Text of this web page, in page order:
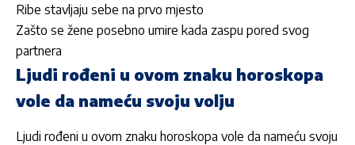
Ribe stavljaju sebe na prvo mjesto
Zašto se žene posebno umire kada zaspu pored svog
partnera
Ljudi rođeni u ovom znaku horoskopa
vole da nameću svoju volju
Ljudi rođeni u ovom znaku horoskopa vole da nameću svoju